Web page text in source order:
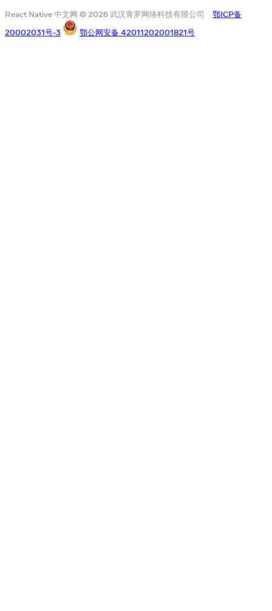
React Native 中文网 © 2026 武汉青罗网络科技有限公司
鄂ICP备
20002031号-3
鄂公网安备 42011202001821号